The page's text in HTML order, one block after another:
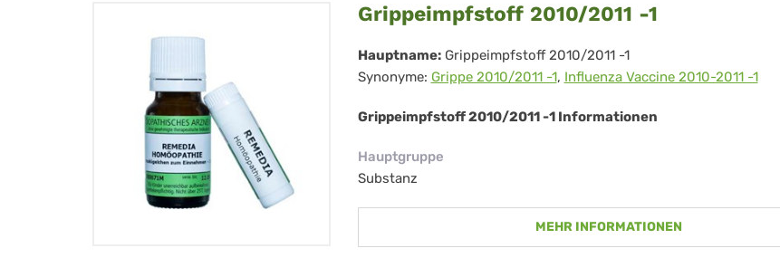
Grippeimpfstoff
2010/2011
-1
Grippeimpfstoff 2010/2011 -1
Hauptname: Grippeimpfstoff 2010/2011 -1
Synonyme: Grippe 2010/2011 -1, Influenza Vaccine 2010-2011 -1
Grippeimpfstoff 2010/2011 -1 Informationen
Hauptgruppe
Substanz
MEHR INFORMATIONEN